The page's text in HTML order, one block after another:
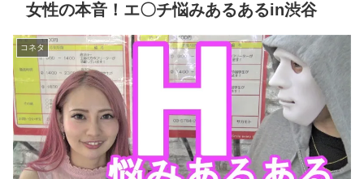
女性の本音！エ〇チ悩みあるあるin渋谷
コネタ